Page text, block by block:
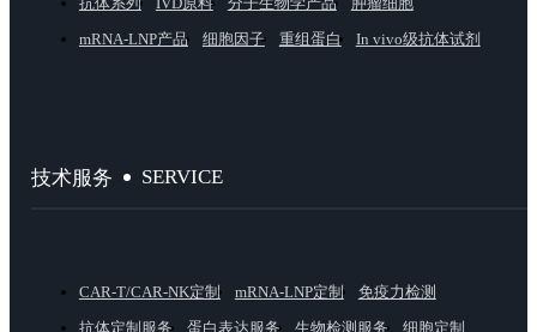
mRNA-LNP产品
细胞因子 重组蛋白 In vivo级抗体试剂
技术服务 SERVICE
CAR-T/CAR-NK定制 mRNA-LNP定制
免疫力检测
抗体定制服务
蛋白表达服务 生物检测服务 细胞定制